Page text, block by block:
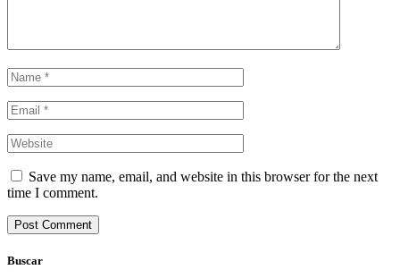
Save my name, email, and website in this browser for the next
time I comment.
Buscar